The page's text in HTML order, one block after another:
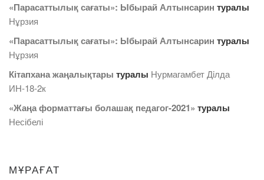
«Парасаттылық сағаты»: Ыбырай Алтынсарин туралы
Нұрзия
«Парасаттылық сағаты»: Ыбырай Алтынсарин туралы
Нұрзия
Кітапхана жаңалықтары туралы Нурмагамбет Дiлда
ИН-18-2к
«Жаңа форматтағы болашақ педагог-2021» туралы
Несібелі
МҰРАҒАТ